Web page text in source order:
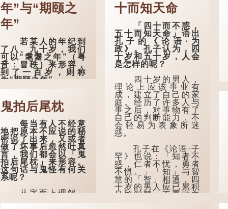
年”与“期颐之
年”
若某人的年纪到
了八、九十岁，我们
可以“耄耋之年”（粤
音：冒秩）来形容，
到了一百岁，则称
为“期颐之年”。
老人家，亦含有思想
紊乱的意思；"耋"更有
跌倒的意思，也是用
来形容老人家的。
曹操《对酒歌》
就曾写道："耄耋皆得
以寿终，恩泽广及草
木昆虫。"
到了一百岁呢？
那么就可以称
为"期颐"。 《礼记.曲
鬼拍后尾枕
每当有人不经意
地把原本不应说的秘
密说了出来，又或者
做了坏事后忽然吐真
言，我们都会以「鬼
拍后尾枕」来形容。
这句话与鬼怪有何关
系呢？
从字面上理解，
十而知天命
「四十而不惑，
五十而知天命」语出
孔子的《论语·为
政》。孔子认为，四
十岁和五十岁，人会
是怎样的呢？
四十岁的男人，
理论上应该事业有
成，建立了自己的家
庭。经历了许多人与
事之后，对事物有了
自己的判断能力，不
会轻易为表象所迷
惑。
孔子在《论语·子
罕》也说：「知者不
惑，仁者不忧，勇者
不惧。」「知」与智
慧的「智」相通，四
十岁的男人应已累积
足够智慧，不再对自